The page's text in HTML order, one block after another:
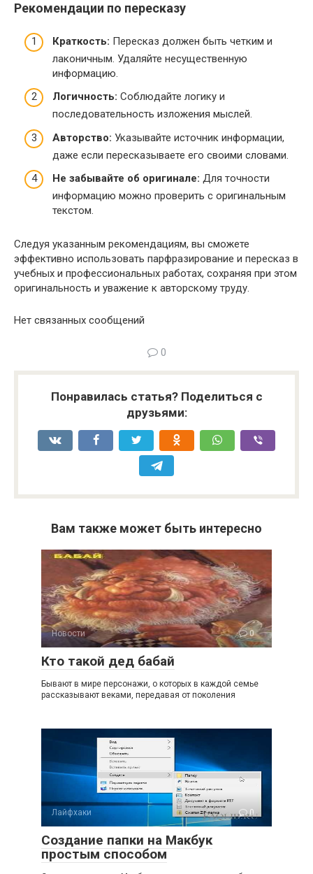
Рекомендации по пересказу
Краткость: Пересказ должен быть четким и
лаконичным. Удаляйте несущественную
информацию.
Логичность: Соблюдайте логику и
последовательность изложения мыслей.
Авторство: Указывайте источник информации,
даже если пересказываете его своими словами.
Не забывайте об оригинале: Для точности
информацию можно проверить с оригинальным
текстом.
Следуя указанным рекомендациям, вы сможете
эффективно использовать парфразирование и пересказ в
учебных и профессиональных работах, сохраняя при этом
оригинальность и уважение к авторскому труду.
Нет связанных сообщений
0
Понравилась статья? Поделиться с
друзьями:
Вам также может быть интересно
Новости 0
Кто такой дед бабай
Бывают в мире персонажи, о которых в каждой семье
рассказывают веками, передавая от поколения
Лайфхаки 0
Создание папки на Макбук
простым способом